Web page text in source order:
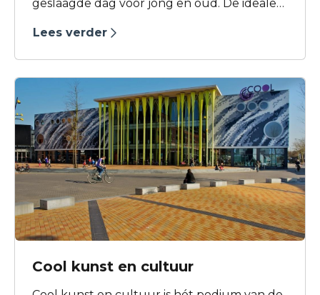
geslaagde dag voor jong en oud. De ideale
familiedag, schooluitje, jubileum,
speeltuin.
Lees verder
Cool kunst en cultuur